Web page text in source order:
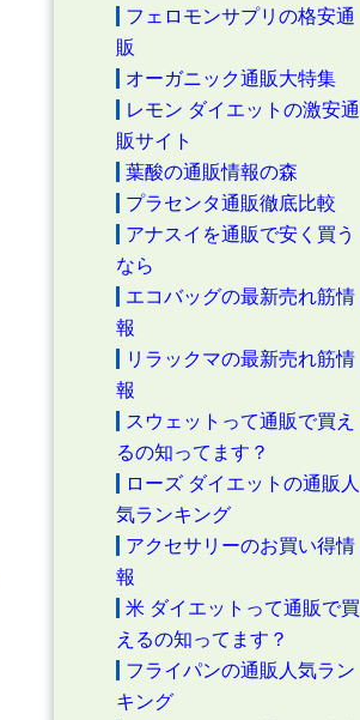
フェロモンサプリの格安通
販
オーガニック通販大特集
レモン ダイエットの激安通
販サイト
葉酸の通販情報の森
プラセンタ通販徹底比較
アナスイを通販で安く買う
なら
エコバッグの最新売れ筋情
報
リラックマの最新売れ筋情
報
スウェットって通販で買え
るの知ってます？
ローズ ダイエットの通販人
気ランキング
アクセサリーのお買い得情
報
米 ダイエットって通販で買
えるの知ってます？
フライパンの通販人気ラン
キング